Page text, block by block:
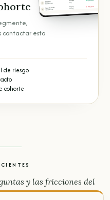
contactar esta
de riesgo
cohorte
y las fricciones del
antiobesidad, menos